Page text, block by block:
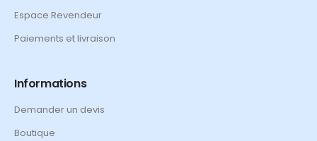
Espace Revendeur
Paiements et livraison
Informations
Demander un devis
Boutique